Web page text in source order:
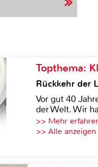
Topthema:
Rückkehr der
Vor gut 40
der Welt. Wir
>> Mehr
>> Alle anzeigen